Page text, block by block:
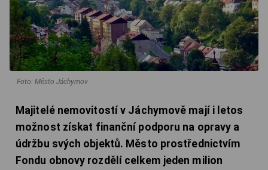
Foto: Město Jáchymov
Majitelé nemovitostí v Jáchymově mají i letos
možnost získat finanční podporu na opravy a
údržbu svých objektů. Město prostřednictvím
Fondu obnovy rozdělí celkem jeden milion